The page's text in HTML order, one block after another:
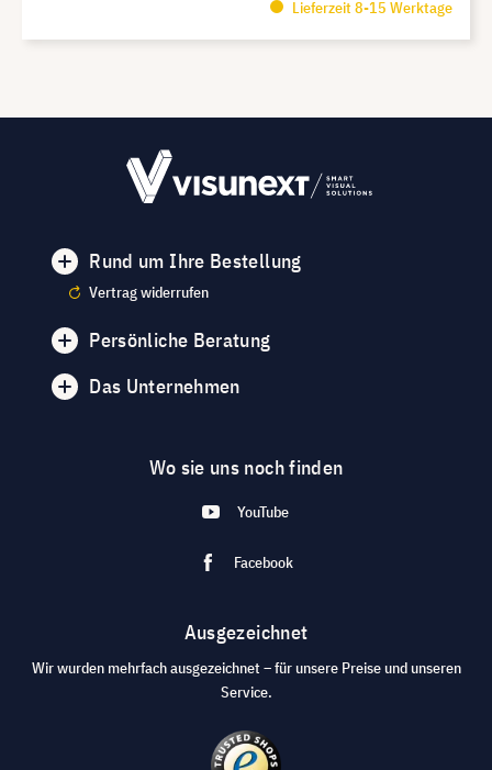
Lieferzeit 8-15 Werktage
Rund um Ihre Bestellung
Vertrag widerrufen
Persönliche Beratung
Das Unternehmen
Wo sie uns noch finden
YouTube
Facebook
Ausgezeichnet
Wir wurden mehrfach ausgezeichnet – für unsere Preise und unseren
Service.